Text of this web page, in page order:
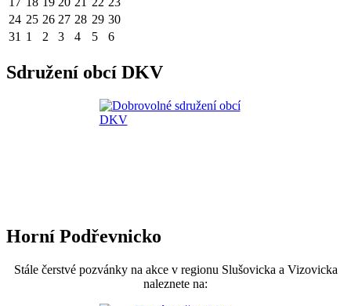
24 25 26 27 28 29 30
31 1 2 3 4 5 6
Sdružení obcí DKV
Horní Podřevnicko
Stále čerstvé pozvánky na akce v regionu Slušovicka a Vizovicka
naleznete na: